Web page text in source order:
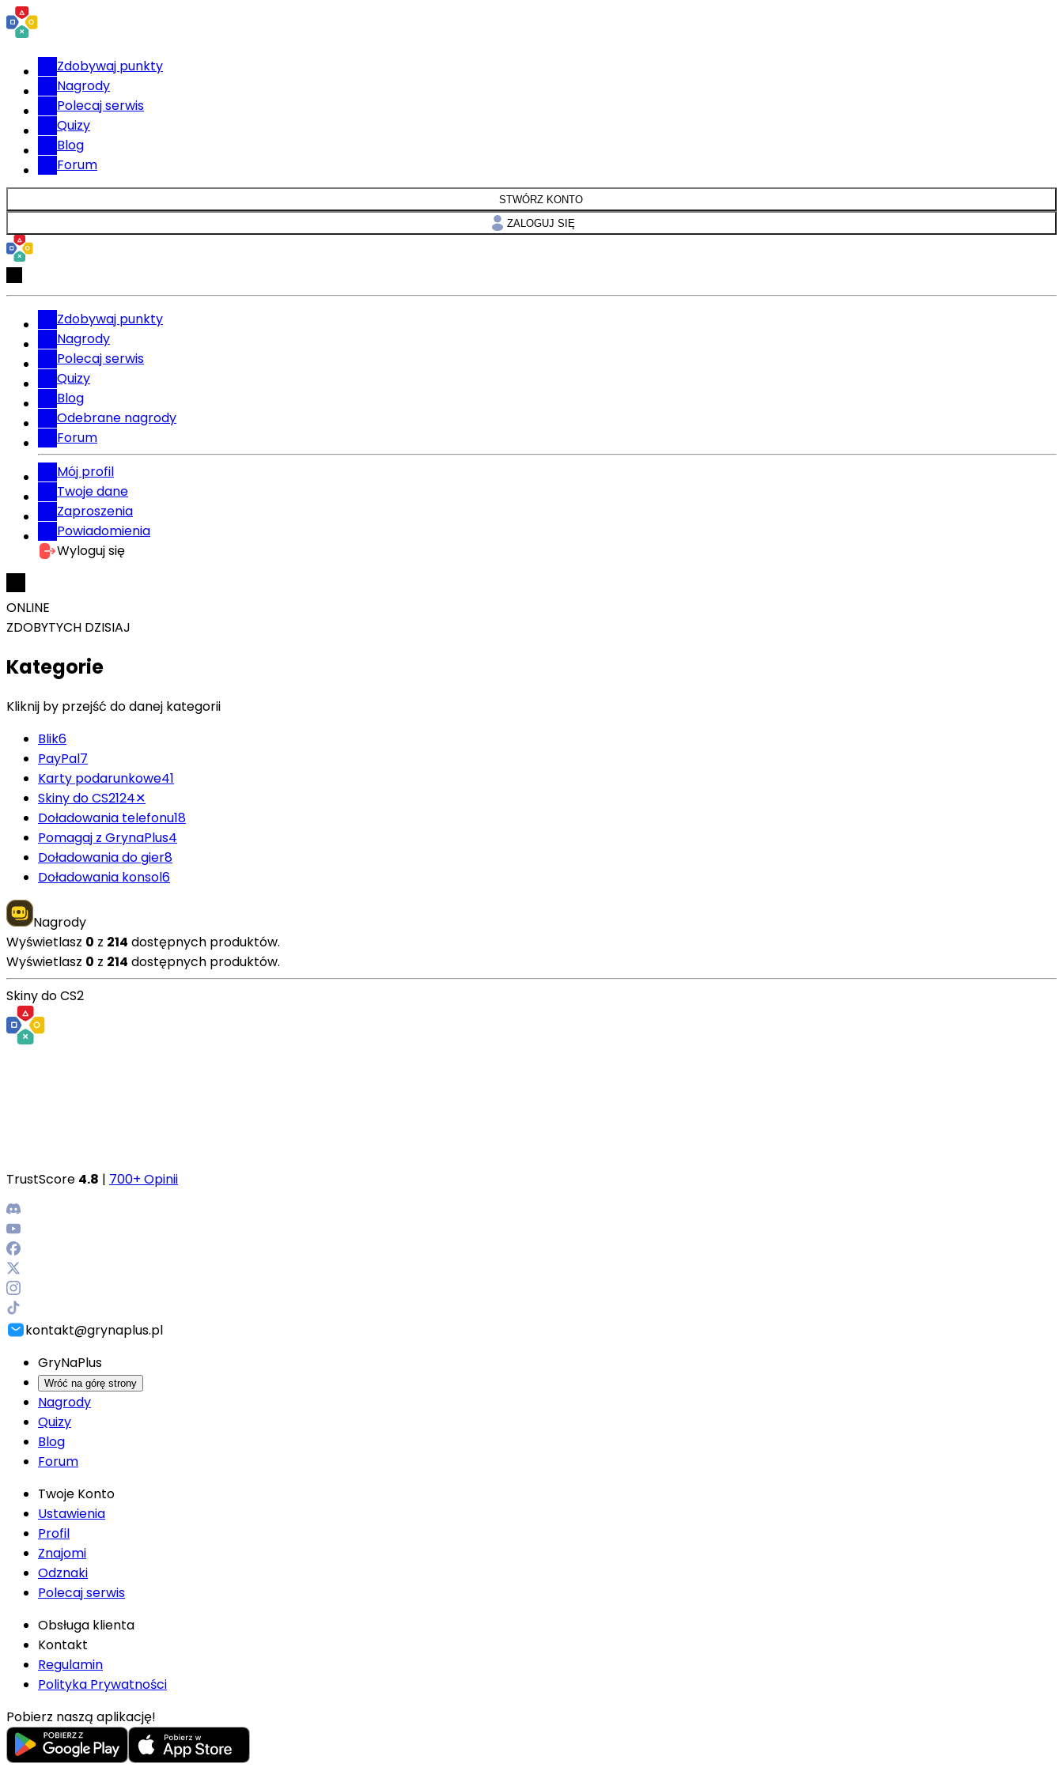
Zdobywaj punkty
Nagrody
Polecaj serwis
Quizy
Blog
Forum
STWÓRZ KONTO
ZALOGUJ SIĘ
Zdobywaj punkty
Nagrody
Polecaj serwis
Quizy
Blog
Odebrane nagrody
Forum
Mój profil
Twoje dane
Zaproszenia
Powiadomienia
Wyloguj się
ONLINE
ZDOBYTYCH DZISIAJ
Kategorie
Kliknij by przejść do danej kategorii
Blik6
PayPal7
Karty podarunkowe41
Skiny do CS2124✕
Doładowania telefonu18
Pomagaj z GrynaPlus4
Doładowania do gier8
Doładowania konsol6
Nagrody
Wyświetlasz 0 z 214 dostępnych produktów.
Wyświetlasz 0 z 214 dostępnych produktów.
Skiny do CS2
TrustScore 4.8 | 700+ Opinii
kontakt@grynaplus.pl
GryNaPlus
Wróć na górę strony
Nagrody
Quizy
Blog
Forum
Twoje Konto
Ustawienia
Profil
Znajomi
Odznaki
Polecaj serwis
Obsługa klienta
Kontakt
Regulamin
Polityka Prywatności
Pobierz naszą aplikację!